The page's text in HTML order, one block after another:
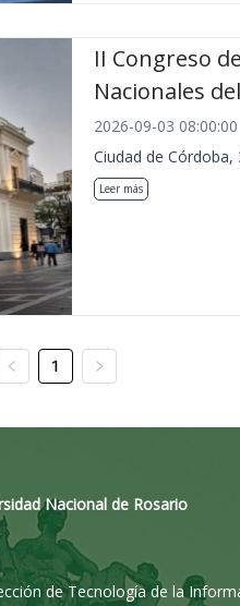
II Congreso
Nacionales
2026-09-03 08:00:00
Ciudad de
Leer más
1
Nacional de Rosario
de Tecnología de la